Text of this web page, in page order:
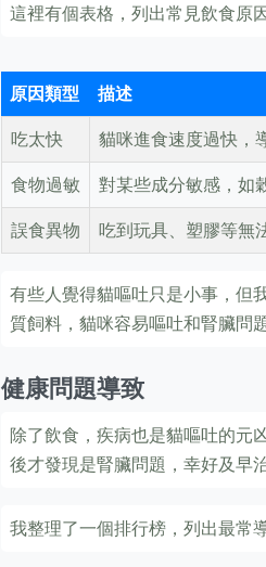
這裡有個表格，列出常見飲食原
原因類型 描述
吃太快
貓咪進食速度過快，
食物過敏
對某些成分敏感，如
誤食異物
吃到玩具、塑膠等無
有些人覺得貓嘔吐只是小事，但
質飼料，貓咪容易嘔吐和腎臟問
健康問題導致
除了飲食，疾病也是貓嘔吐的元
後才發現是腎臟問題，幸好及早治
我整理了一個排行榜，列出最常